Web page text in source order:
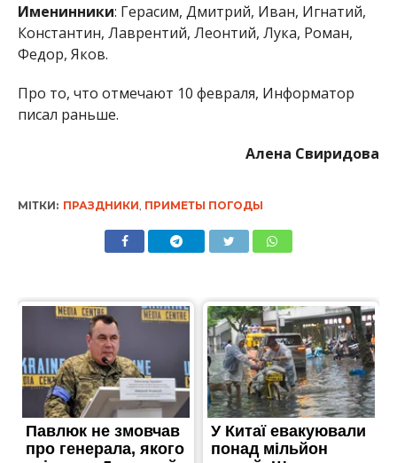
Именинники: Герасим, Дмитрий, Иван, Игнатий,
Константин, Лаврентий, Леонтий, Лука, Роман,
Федор, Яков.
Про то, что отмечают 10 февраля, Информатор
писал раньше.
Алена Свиридова
МІТКИ: ПРАЗДНИКИ ПРИМЕТЫ ПОГОДЫ